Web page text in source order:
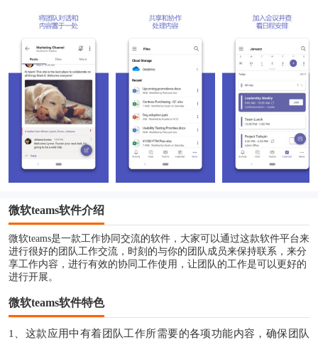
微软teams软件介绍
微软teams是一款工作协同交流的软件，大家可以通过这款软件平台来
进行很好的团队工作交流，时刻的与你的团队成员来保持联系，来分
享工作内容，进行有效的协同工作使用，让团队的工作是可以更好的
进行开展。
微软teams软件特色
1、这款应用中有着团队工作所需要的各项功能内容，确保团队